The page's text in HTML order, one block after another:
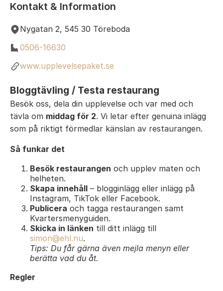
Kontakt & Information
Nygatan 2, 545 30 Töreboda
0506-16630
www.upplevelsepaket.se
Bloggtävling / Testa restaurang
Besök oss, dela din upplevelse och var med och
tävla om middag för 2. Vi letar efter genuina inlägg
som på riktigt förmedlar känslan av restaurangen.
Så funkar det
Besök restaurangen och upplev maten och
helheten.
Skapa innehåll – blogginlägg eller inlägg på
Instagram, TikTok eller Facebook.
Publicera och tagga restaurangen samt
Kvartersmenyguiden.
Skicka in länken till ditt inlägg till
simon@ehl.nu.
Tips: Du får gärna även mejla menyn eller
berätta vad du åt.
Regler